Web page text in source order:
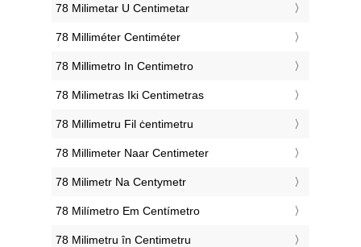
‎78 Milimetar U Centimetar
‎78 Milliméter Centiméter
‎78 Millimetro In Centimetro
‎78 Milimetras Iki Centimetras
‎78 Millimetru Fil ċentimetru
‎78 Millimeter Naar Centimeter
‎78 Milimetr Na Centymetr
‎78 Milímetro Em Centímetro
‎78 Milimetru în Centimetru